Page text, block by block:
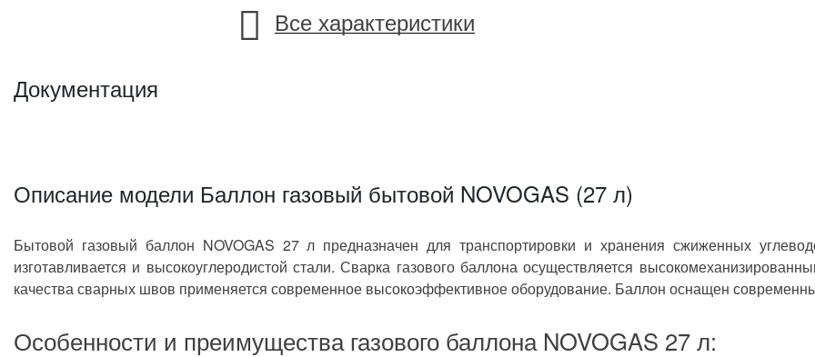
Вес
- Газовый баллон;
Производитель оставляет за собой право вносить изменения в комплектацию или
характеристики модели без уведомления продавца.
Все характеристики
Документация
Описание модели Баллон газовый бытовой NOVOGAS (27 л)
Бытовой газовый баллон NOVOGAS 27 л предназначен для транспортировки и хранения сжиженных
изготавливается и высокоуглеродистой стали. Сварка газового баллона осуществляется
качества сварных швов применяется современное высокоэффективное оборудование. Баллон оснащен
Особенности и преимущества газового баллона NOVOGAS 27 л: